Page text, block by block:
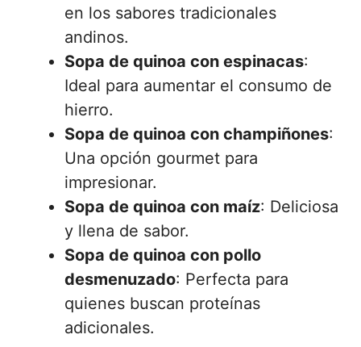
en los sabores tradicionales
andinos.
Sopa de quinoa con espinacas:
Ideal para aumentar el consumo de
hierro.
Sopa de quinoa con champiñones:
Una opción gourmet para
impresionar.
Sopa de quinoa con maíz: Deliciosa
y llena de sabor.
Sopa de quinoa con pollo
desmenuzado: Perfecta para
quienes buscan proteínas
adicionales.